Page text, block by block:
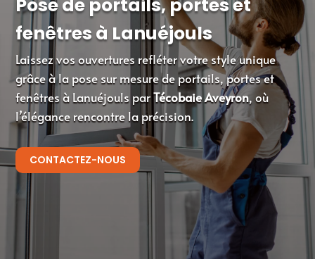
Pose de portails, portes et
fenêtres à Lanuéjouls
Laissez vos ouvertures refléter votre style unique
grâce à la pose sur mesure de portails, portes et
fenêtres à Lanuéjouls parTécobaie Aveyron, où
l’élégance rencontre la précision.
CONTACTEZ-NOUS